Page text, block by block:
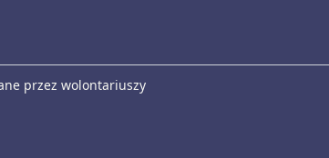
przez wolontariuszy